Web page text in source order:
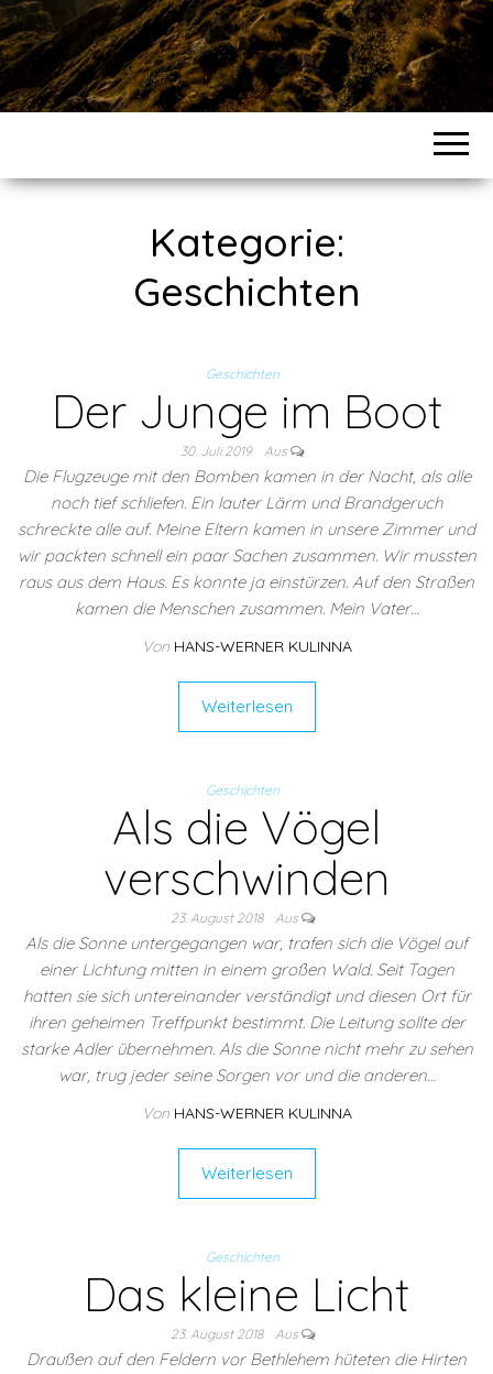
Kategorie:
Geschichten
Geschichten
Der Junge im Boot
30. Juli 2019 Aus
Die Flugzeuge mit den Bomben kamen in der Nacht, als alle
noch tief schliefen. Ein lauter Lärm und Brandgeruch
schreckte alle auf. Meine Eltern kamen in unsere Zimmer und
wir packten schnell ein paar Sachen zusammen. Wir mussten
raus aus dem Haus. Es konnte ja einstürzen. Auf den Straßen
kamen die Menschen zusammen. Mein Vater…
Von HANS-WERNER KULINNA
Weiterlesen
Geschichten
Als die Vögel
verschwinden
23. August 2018 Aus
Als die Sonne untergegangen war, trafen sich die Vögel auf
einer Lichtung mitten in einem großen Wald. Seit Tagen
hatten sie sich untereinander verständigt und diesen Ort für
ihren geheimen Treffpunkt bestimmt. Die Leitung sollte der
starke Adler übernehmen. Als die Sonne nicht mehr zu sehen
war, trug jeder seine Sorgen vor und die anderen…
Von HANS-WERNER KULINNA
Weiterlesen
Geschichten
Das kleine Licht
23. August 2018 Aus
Draußen auf den Feldern vor Bethlehem hüteten die Hirten